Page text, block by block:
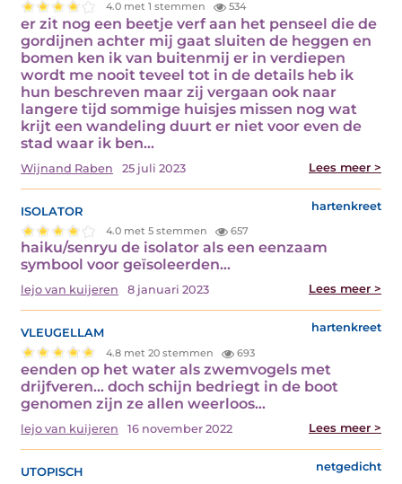
4.0 met 1 stemmen 534
er zit nog een beetje verf aan het penseel die de
gordijnen achter mij gaat sluiten de heggen en
bomen ken ik van buiten​​ mij er in verdiepen
wordt me nooit teveel tot in de details heb ik
hun beschreven maar zij vergaan ook naar
langere tijd sommige huisjes missen nog wat
krijt een wandeling duurt er niet voor even de
stad waar ik ben…
Wijnand Raben 25 juli 2023 Lees meer >
isolator hartenkreet
4.0 met 5 stemmen 657
haiku/senryu de isolator als een eenzaam
symbool voor geïsoleerden…
lejo van kuijeren 8 januari 2023 Lees meer >
vleugellam hartenkreet
4.8 met 20 stemmen 693
eenden op het water als zwemvogels met
drijfveren... doch schijn bedriegt in de boot
genomen zijn ze allen weerloos…
lejo van kuijeren 16 november 2022 Lees meer >
utopisch netgedicht